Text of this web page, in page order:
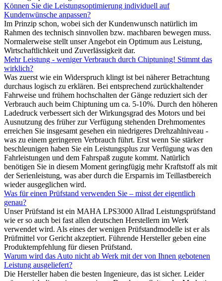
Können Sie die Leistungsoptimierung individuell auf
Kundenwünsche anpassen?
Im Prinzip schon, wobei sich der Kundenwunsch natürlich im
Rahmen des technisch sinnvollen bzw. machbaren bewegen muss.
Normalerweise stellt unser Angebot ein Optimum aus Leistung,
Wirtschaftlichkeit und Zuverlässigkeit dar.
Mehr Leistung - weniger Verbrauch durch Chiptuning! Stimmt das
wirklich?
Was zuerst wie ein Widerspruch klingt ist bei näherer Betrachtung
durchaus logisch zu erklären. Bei entsprechend zurückhaltender
Fahrweise und frühem hochschalten der Gänge reduziert sich der
Verbrauch auch beim Chiptuning um ca. 5-10%. Durch den höheren
Ladedruck verbessert sich der Wirkungsgrad des Motors und bei
Ausnutzung des früher zur Verfügung stehenden Drehmomentes
erreichen Sie insgesamt gesehen ein niedrigeres Drehzahlniveau -
was zu einem geringeren Verbrauch führt. Erst wenn Sie stärker
beschleunigen haben Sie ein Leistungsplus zur Verfügung was den
Fahrleistungen und dem Fahrspaß zugute kommt. Natürlich
benötigen Sie in diesem Moment geringfügig mehr Kraftstoff als mit
der Serienleistung, was aber durch die Ersparnis im Teillastbereich
wieder ausgeglichen wird.
Was für einen Prüfstand verwenden Sie – misst der eigentlich
genau?
Unser Prüfstand ist ein MAHA LPS3000 Allrad Leistungsprüfstand
wie er so auch bei fast allen deutschen Herstellern im Werk
verwendet wird. Als eines der wenigen Prüfstandmodelle ist er als
Prüfmittel vor Gericht akzeptiert. Führende Hersteller geben eine
Produktempfehlung für diesen Prüfstand.
Warum wird das Auto nicht ab Werk mit der von Ihnen gebotenen
Leistung ausgeliefert?
Die Hersteller haben die besten Ingenieure, das ist sicher. Leider